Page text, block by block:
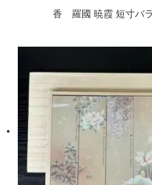
香 羅國 暁霞 短寸バ